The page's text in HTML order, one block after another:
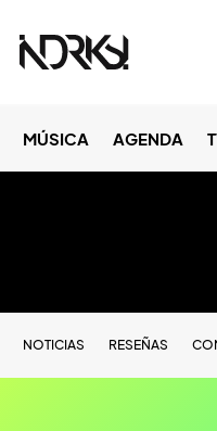
MÚSICA AGENDA
NOTICIAS RESEÑAS